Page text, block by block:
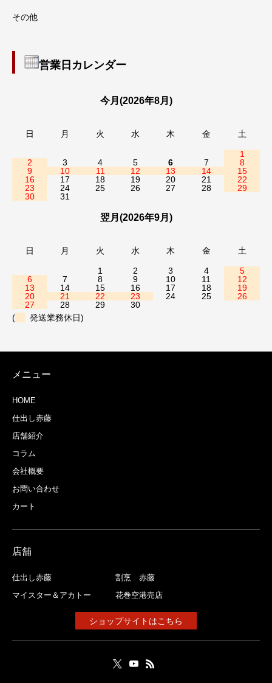
その他
営業日カレンダー
今月(2026年8月)
日 月 火 水 木 金 土
1
2
3 4 5 6 7
8
9
10 11 12 13 14
15
16
17 18 19 20 21
22
23
24 25 26 27 28
29
30
31
翌月(2026年9月)
日 月 火 水 木 金 土
1 2 3 4
5
6
7 8 9 10 11
12
13
14 15 16 17 18
19
20
21 22 23 24 25
26
27
28 29
30
(
発送業務休日)
メニュー
HOME
仕出し赤藤
店舗紹介
コラム
会社概要
お問い合わせ
カート
店舗
仕出し赤藤
割烹 赤藤
マイスター＆アカトー
花巻空港売店
ショップサイトはこちら